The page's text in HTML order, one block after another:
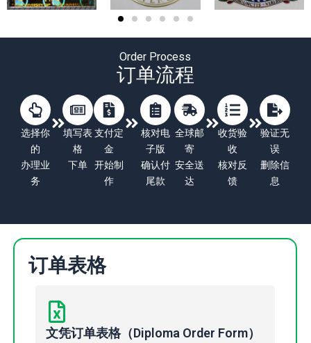
Order Process
订单流程
选择你
的
办理业
务
填写表
格
下单
支付定
金
开始制
作
核对电
子版
确认付
尾款
全球邮
寄
安全送
达
收货验
收
核对反
馈
验证无
误
删除信
息
订单表格
文凭订单表格（Diploma Order Form）